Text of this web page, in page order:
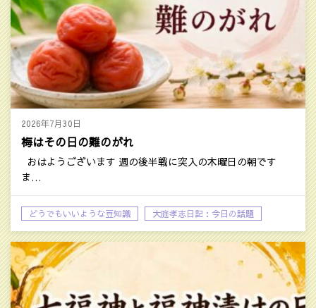
2026年7月30日
梅はその日の難のがれ
おはようございます 週の後半戦に突入の木曜日の朝です
ま…
どうでもいいような豆知識 大庭孝志日記：今日の話題